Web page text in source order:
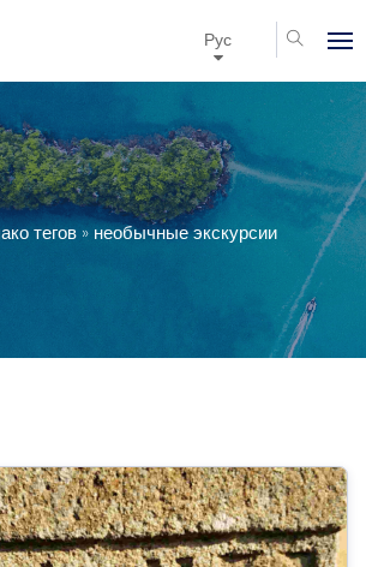
Рус
тегов» необычные экскурсии